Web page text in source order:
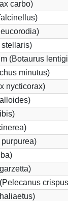
carbo)
(Botaurus
minutus)
nycticorax)